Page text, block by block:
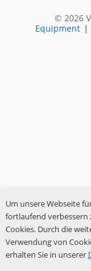
© 2026
Equipment |
Um unsere Webseite
fortlaufend verbessern
Cookies. Durch die
Verwendung von
erhalten Sie in unserer